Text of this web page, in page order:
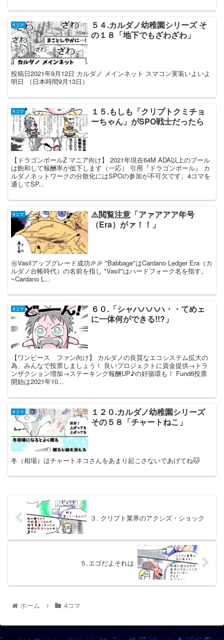
4コマ
５４.カルダノ幼稚園シリーズ そ
の１８「地下でもざわざわ」
投稿日2021年9月12日 カルダノ メインネット スマコン実装いよいよ
明日 （日本時間9月13日）
4コマ
１５.もしも「クリプトクミチョ
ーちゃん」がSPO戦士だったら
【ドラゴンボールZ マニア向け】 2021年現在64M ADA以上のプール
は飽和して報酬率が低下します（一応） 引用『ドラゴンボール』 カ
ルダノネットワークの分散化にはSPOの参加が不可欠です。4コマを
通してSP...
4コマ
⚠️閲覧注意「アァアアア年号
（Era）がァ！！」
㊗️Vasilアップグレード成功🎉🎉 "Babbage"はCardano Ledger Era（カ
ルダノ台帳時代）の名前を指し "Vasil"はハードフォーク名を指す。
~Cardano L...
4コマ
６０.「シャハハハハ・・てめェ
に一体何ができる!!?」
【ワンピース ファン向け】 カルダノの良質なエコシステム拡大の
為、みんなで投票しましょう！ 良いプロジェクトに資金提供→トラ
ンザクション増加→ステーキング報酬UP♪の好循環も！ Fund6投票
開始は2021年10...
4コマ
１２０.カルダノ幼稚園シリーズ
その５８「チャートねこ」
冬（相場）はチャートネコさんをあまり起こさないであげてね🐱
３. クリプト業界のアクシズ・ショック
５.エゴだよそれは
ホーム 4コマ